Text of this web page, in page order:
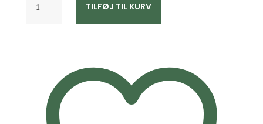
VIOLA
Seville
Jewelry
antal
TILFØJ TIL KURV